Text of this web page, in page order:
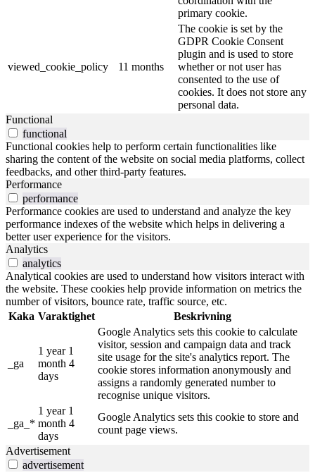
primary cookie.
viewed_cookie_policy 11 months
The cookie is set by the
GDPR Cookie Consent
plugin and is used to store
whether or not user has
consented to the use of
cookies. It does not store any
personal data.
Functional
functional
Functional cookies help to perform certain functionalities like
sharing the content of the website on social media platforms, collect
feedbacks, and other third-party features.
Performance
performance
Performance cookies are used to understand and analyze the key
performance indexes of the website which helps in delivering a
better user experience for the visitors.
Analytics
analytics
Analytical cookies are used to understand how visitors interact with
the website. These cookies help provide information on metrics the
number of visitors, bounce rate, traffic source, etc.
Kaka Varaktighet Beskrivning
_ga
1 year 1
month 4
days
Google Analytics sets this cookie to calculate
visitor, session and campaign data and track
site usage for the site's analytics report. The
cookie stores information anonymously and
assigns a randomly generated number to
recognise unique visitors.
_ga_*
1 year 1
month 4
days
Google Analytics sets this cookie to store and
count page views.
Advertisement
advertisement